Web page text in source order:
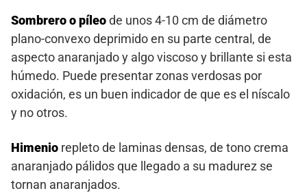
Sombrero o píleode unos 4-10 cm de diámetro
plano-convexo deprimido en su parte central, de
aspecto anaranjado y algo viscoso y brillante si esta
húmedo. Puede presentar zonas verdosas por
oxidación, es un buen indicador de que es el níscalo
y no otros.
Himenio repleto de laminas densas, de tono crema
anaranjado pálidos que llegado a su madurez se
tornan anaranjados.